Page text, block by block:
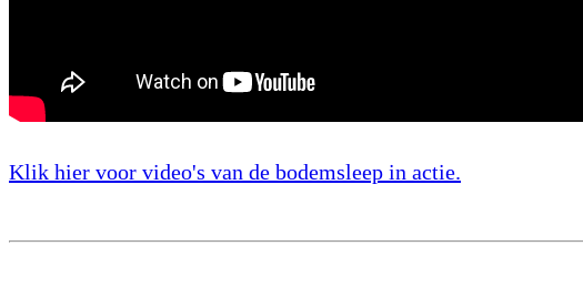
Klik hier voor video's van de bodemsleep in actie.